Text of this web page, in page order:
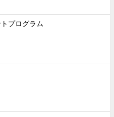
プログラム